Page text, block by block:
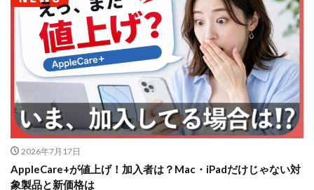
2026年7月17日
AppleCare+が値上げ！加入者は？Mac・iPadだけじゃない対
象製品と新価格は
NIKKOR Z 70-200mm f/2.8 VR S II 予約日
NIKKOR Z 70-200mm f/2.8 VR S II 価格
NIKKOR Z 70-200mm f/2.8 VR S II 発売日
Nikon
Nikon 2026
Nikon 2027
nikon 35mm 1.2
nikon 35mm f1.2
Nikon RED
Nikon RED買収
Nikon Z6 Ⅲ
Nikon Z6iii
Nikon Z6Ⅲ
Nikon Z7 Ⅲ
Nikon Z8 Nikon Z9
Nikon Z9 II
Nikon Z9 Ⅱ
Nikon ZED
Nikon Zf
Nikon Zf シルバー